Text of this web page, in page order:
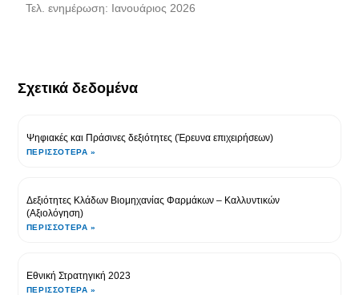
Τελ. ενημέρωση: Ιανουάριος 2026
Σχετικά δεδομένα
Ψηφιακές και Πράσινες δεξιότητες (Έρευνα επιχειρήσεων)
ΠΕΡΙΣΣΌΤΕΡΑ »
Δεξιότητες Κλάδων Βιομηχανίας Φαρμάκων – Καλλυντικών
(Αξιολόγηση)
ΠΕΡΙΣΣΌΤΕΡΑ »
Εθνική Στρατηγική 2023
ΠΕΡΙΣΣΌΤΕΡΑ »